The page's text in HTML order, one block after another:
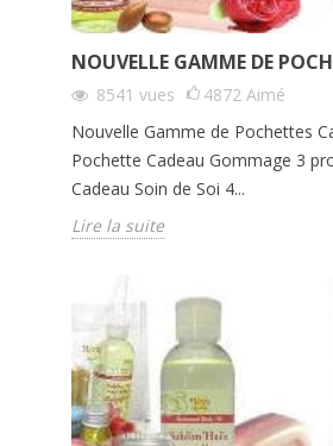
NOUVELLE GAMME DE
8541 vues 4872 Aimé
Nouvelle Gamme de Pochettes
Pochette Cadeau Gommage 3
Cadeau Soin de Soi 4...
Lire la suite